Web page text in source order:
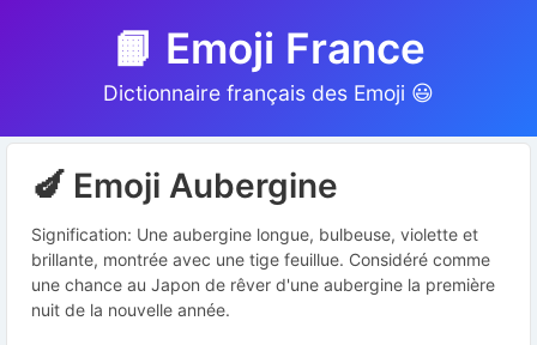
📙 Emoji France
Dictionnaire français des Emoji 😃
🍆 Emoji Aubergine
Signification: Une aubergine longue, bulbeuse, violette et
brillante, montrée avec une tige feuillue. Considéré comme
une chance au Japon de rêver d'une aubergine la première
nuit de la nouvelle année.